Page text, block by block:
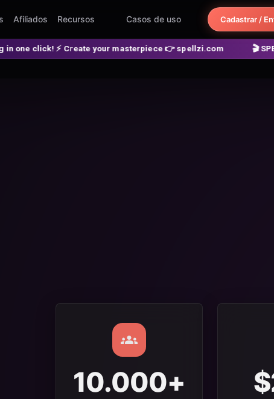
Afiliados Recursos Casos de uso Cadastrar /
your masterpiece 👉 spellzi.com 🎬 SPELLZI — AI film
10.000+